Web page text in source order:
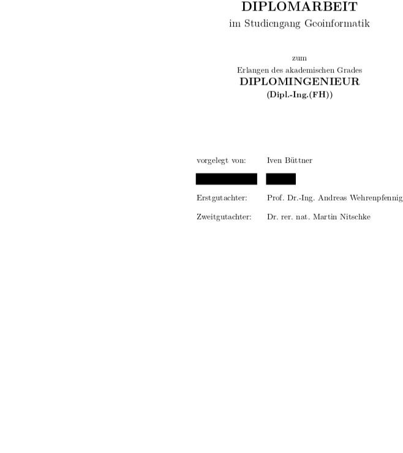
DIPLOMARBEIT
im Studiengang Geoinformatik
zum
Erlangen des akademischen Grades
DIPLOMINGENIEUR
(Dipl.-Ing.(FH))
vorgelegt von: Iven Büttner
Erstgutachter: Prof. Dr.-Ing. Andreas Wehrenpfennig
Zweitgutachter: Dr. rer. nat. Martin Nitschke